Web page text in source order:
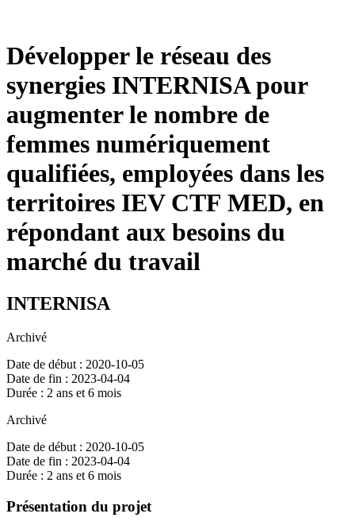
Développer le réseau des
synergies INTERNISA pour
augmenter le nombre de
femmes numériquement
qualifiées, employées dans les
territoires IEV CTF MED, en
répondant aux besoins du
marché du travail
INTERNISA
Archivé
Date de début : 2020-10-05
Date de fin : 2023-04-04
Durée : 2 ans et 6 mois
Archivé
Date de début : 2020-10-05
Date de fin : 2023-04-04
Durée : 2 ans et 6 mois
Présentation du projet